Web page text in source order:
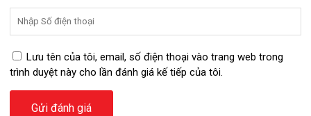
Lưu tên của tôi, email, số điện thoại vào trang web trong
trình duyệt này cho lần đánh giá kế tiếp của tôi.